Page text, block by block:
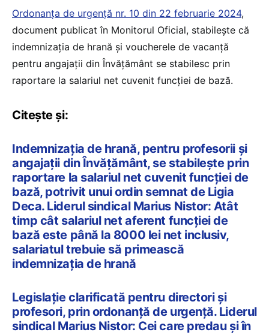
Ordonanța de urgență nr. 10 din 22 februarie 2024,
document publicat în Monitorul Oficial, stabilește că
indemnizația de hrană și voucherele de vacanță
pentru angajații din Învățământ se stabilesc prin
raportare la salariul net cuvenit funcției de bază.
Citește și:
Indemnizația de hrană, pentru profesorii și
angajații din Învățământ, se stabilește prin
raportare la salariul net cuvenit funcției de
bază, potrivit unui ordin semnat de Ligia
Deca. Liderul sindical Marius Nistor: Atât
timp cât salariul net aferent funcției de
bază este până la 8000 lei net inclusiv,
salariatul trebuie să primească
indemnizația de hrană
Legislație clarificată pentru directori și
profesori, prin ordonanță de urgență. Liderul
sindical Marius Nistor: Cei care predau și în